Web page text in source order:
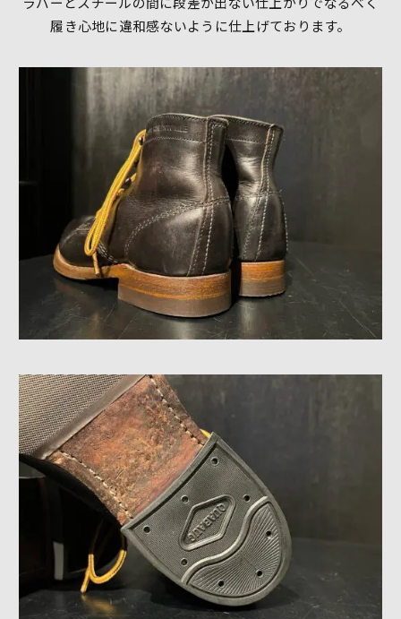
履き心地に違和感ないように仕上げております。